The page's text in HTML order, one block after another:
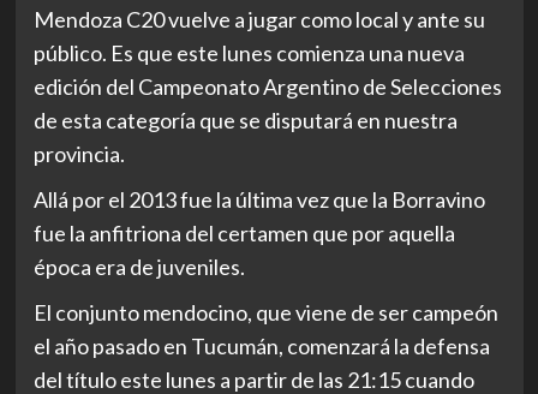
Mendoza C20 vuelve a jugar como local y ante su
público. Es que este lunes comienza una nueva
edición del Campeonato Argentino de Selecciones
de esta categoría que se disputará en nuestra
provincia.
Allá por el 2013 fue la última vez que la Borravino
fue la anfitriona del certamen que por aquella
época era de juveniles.
El conjunto mendocino, que viene de ser campeón
el año pasado en Tucumán, comenzará la defensa
del título este lunes a partir de las 21:15 cuando